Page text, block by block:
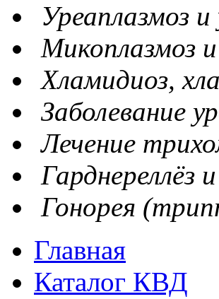
Уреаплазмоз и
Микоплазмоз
Хламидиоз,
Заболевание
Лечение
Гарднереллёз
Гонорея
Главная
Каталог КВД